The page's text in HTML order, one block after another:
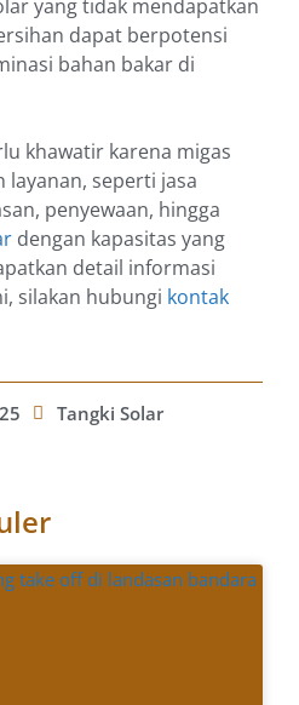
yang tidak mendapatkan
dapat berpotensi
bahan bakar di
khawatir karena migas
layanan, seperti jasa
penyewaan, hingga
dengan kapasitas yang
detail informasi
silakan hubungi kontak
Tangki Solar